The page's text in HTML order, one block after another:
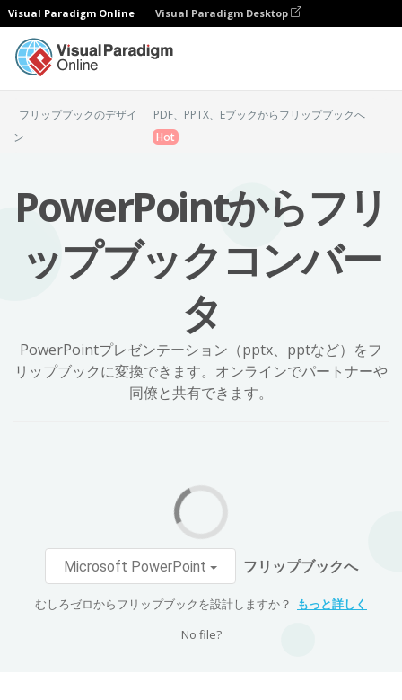
Visual Paradigm Online Visual Paradigm Desktop
フリップブックのデザイ
ン
PDF、PPTX、Eブックからフリップブックへ
Hot
PowerPointからフリ
ップブックコンバー
タ
PowerPointプレゼンテーション（pptx、pptなど）をフ
リップブックに変換できます。オンラインでパートナーや
同僚と共有できます。
Microsoft PowerPoint フリップブックへ
むしろゼロからフリップブックを設計しますか？
もっと詳しく
No file?